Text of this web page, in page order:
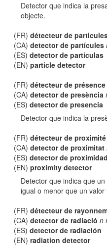
Detector que indica la
objecte.
(FR)détecteur de
(CA)detector de partícules
(ES)detector de partículas
(EN)particle detector
(FR)détecteur de présence
(CA)detector de presència
(ES)detector de presencia
Detector que indica la
(FR)détecteur de proximité
(CA)detector de proximitat
(ES)detector de proximidad
(EN)proximity detector
Detector que indica que
igual o menor que un
(FR)détecteur de
(CA)detector de radiació n
(ES)detector de radiación
(EN)radiation detector